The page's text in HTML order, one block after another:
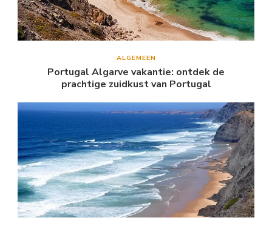
ALGEMEEN
Portugal Algarve vakantie: ontdek de
prachtige zuidkust van Portugal